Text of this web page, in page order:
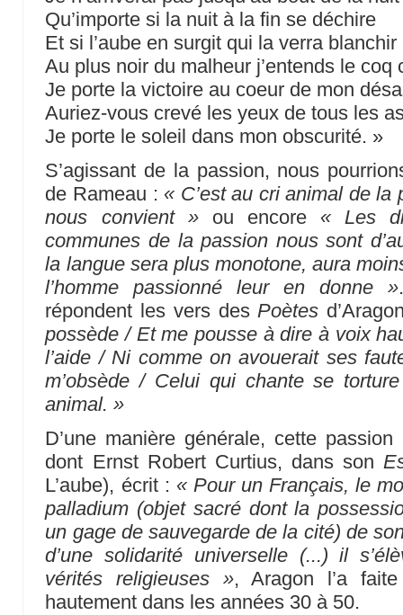
Qu’importe si la nuit à la fin se déchire
Et si l’aube en surgit qui la verra blanchir
Au plus noir du malheur j’entends le coq
Je porte la victoire au coeur de mon
Auriez-vous crevé les yeux de tous les
Je porte le soleil dans mon obscurité. »
S’agissant de la passion, nous
de Rameau : « C’est au cri animal de
nous convient »ou encore « Les
communes de la passion nous sont
la langue sera plus monotone, aura
l’homme passionné leur en donne »
répondent les vers desPoètes
possède / Et me pousse à dire à voix
l’aide / Ni comme on avouerait ses
m’obsède / Celui qui chante se
animal. »
D’une manière générale, cette
dont Ernst Robert Curtius, dans son
L’aube), écrit : « Pour un Français, le
palladium (objet sacré dont la
un gage de sauvegarde de la cité) de
d’une solidarité universelle (...) il
vérités religieuses », Aragon l’a
hautement dans les années 30 à 50.